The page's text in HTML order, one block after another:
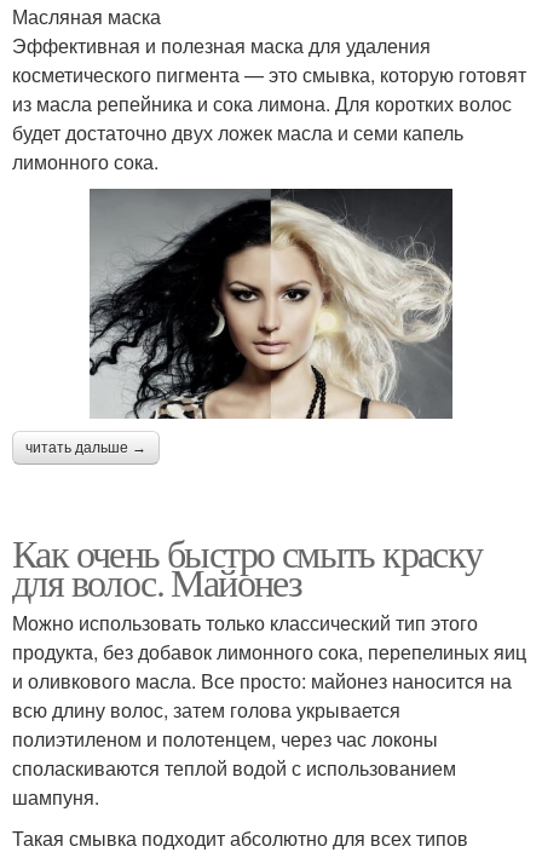
Масляная маска
Эффективная и полезная маска для удаления
косметического пигмента — это смывка, которую готовят
из масла репейника и сока лимона. Для коротких волос
будет достаточно двух ложек масла и семи капель
лимонного сока.
читать дальше →
Как очень быстро смыть краску
для волос. Майонез
Можно использовать только классический тип этого
продукта, без добавок лимонного сока, перепелиных яиц
и оливкового масла. Все просто: майонез наносится на
всю длину волос, затем голова укрывается
полиэтиленом и полотенцем, через час локоны
споласкиваются теплой водой с использованием
шампуня.
Такая смывка подходит абсолютно для всех типов